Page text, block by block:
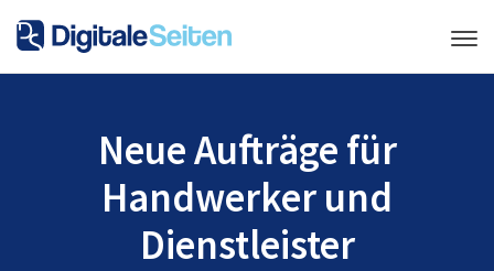
Neue Aufträge für
Handwerker und
Dienstleister